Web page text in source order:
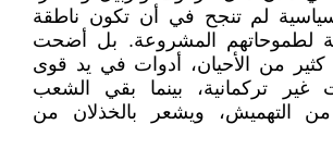
لم تنجح في أن تكون ناطقة
لطموحاتهم المشروعة. بل أضحت
من الأحيان، أدوات في يد قوى
غير تركمانية، بينما بقي الشعب
من التهميش، ويشعر بالخذلان من